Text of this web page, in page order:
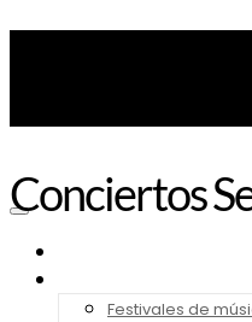
Festivales de
Conciertos